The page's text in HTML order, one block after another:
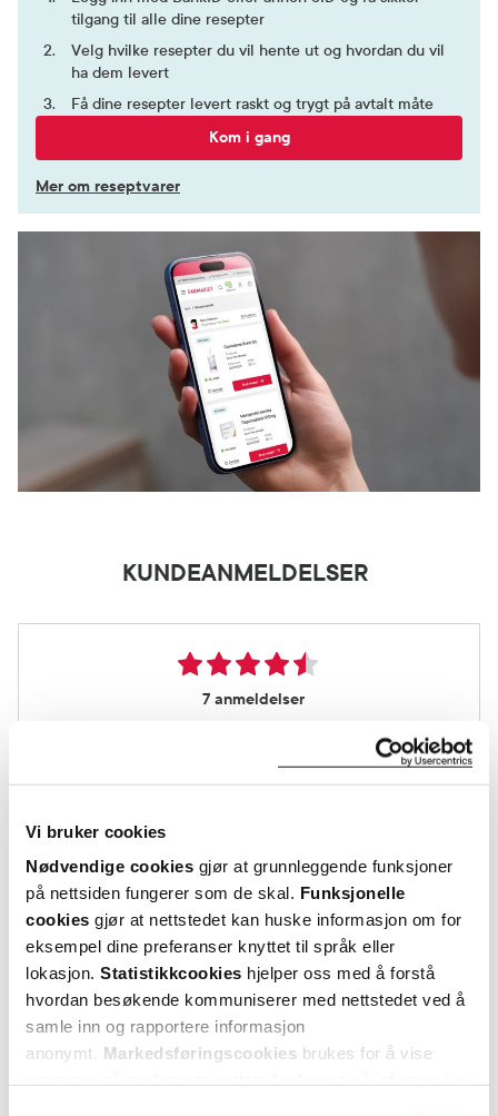
Vi bruker cookies
Nødvendige cookies gjør at grunnleggende funksjoner
på nettsiden fungerer som de skal. Funksjonelle
cookies gjør at nettstedet kan huske informasjon om for
eksempel dine preferanser knyttet til språk eller
lokasjon. Statistikkcookies hjelper oss med å forstå
hvordan besøkende kommuniserer med nettstedet ved å
samle inn og rapportere informasjon
anonymt. Markedsføringscookies brukes for å vise
tilgang til alle dine resepter
Velg hvilke resepter du vil hente ut og hvordan du vil
ha dem levert
Få dine resepter levert raskt og trygt på avtalt måte
Kom i gang
Mer om reseptvarer
KUNDEANMELDELSER
7 anmeldelser
3
2 stjerner
1 stjerne